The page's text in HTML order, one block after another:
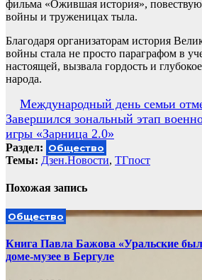
фильма «Ожившая история»,
войны и труженицах тыла.
Благодаря организаторам история
войны стала не просто параграфом в
настоящей, вызвала гордость и
народа.
Навигация
по
записям
Международный день семьи
Завершился зональный этап
игры «Зарница 2.0»
Раздел: Общество
Темы: Дзен.Новости, ТГпост
Похожая запись
Общество
Книга Павла Бажова «Уральские
доме-музее в Бергуле